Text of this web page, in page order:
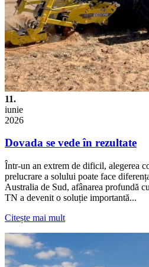
11.
iunie
2026
Dovada se vede în rezultate
Într-un an extrem de dificil, alegerea
prelucrare a solului poate face
Australia de Sud, afânarea
TN a devenit o soluție importantă...
Citește mai mult